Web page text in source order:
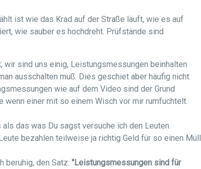
ist wie das Krad auf der Straße läuft, wie es auf
wie sauber es hochdreht. Prüfstände sind
wir sind uns einig, Leistungsmessungen beinhalten
ausschalten muß. Dies geschiet aber häufig nicht.
wie auf dem Video sind der Grund
wenn einer mit so einem Wisch vor mir rumfuchtelt.
als das was Du sagst versuche ich den Leuten
bezahlen teilweise ja richtig Geld für so einen Müll.
beruhig, den Satz: "Leistungsmessungen sind für